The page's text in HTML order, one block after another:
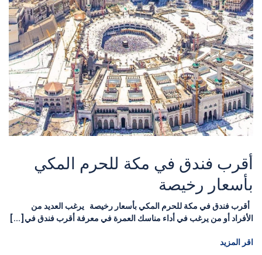
أقرب فندق في مكة للحرم المكي
بأسعار رخيصة
أقرب فندق في مكة للحرم المكي بأسعار رخيصة يرغب العديد من
الأفراد أو من يرغب في أداء مناسك العمرة في معرفة أقرب فندق في[...]
اقر المزيد